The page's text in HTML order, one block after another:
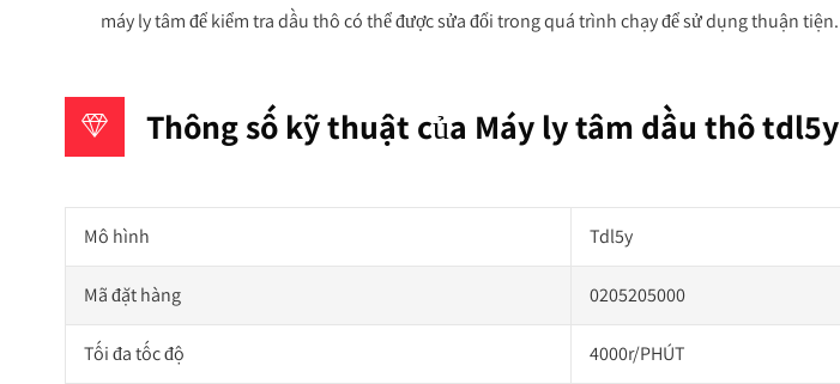
máy ly tâm để kiểm tra dầu thô có thể được sửa đổi trong quá trình chạy để sử dụng thuận tiện.
Thông số kỹ thuật của Máy ly tâm dầu thô tdl5y
Mô hình Tdl5y
Mã đặt hàng 0205205000
Tối đa tốc độ 4000r/PHÚT